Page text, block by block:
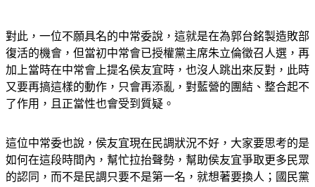
對此，一位不願具名的中常委說，這就是在為郭台銘製造敗部
復活的機會，但當初中常會已授權黨主席朱立倫徵召人選，再
加上當時在中常會上提名侯友宜時，也沒人跳出來反對，此時
又要再搞這樣的動作，只會再添亂，對藍營的團結、整合起不
了作用，且正當性也會受到質疑。
這位中常委也說，侯友宜現在民調狀況不好，大家要思考的是
如何在這段時間內，幫忙拉抬聲勢，幫助侯友宜爭取更多民眾
的認同，而不是民調只要不是第一名，就想著要換人；國民黨